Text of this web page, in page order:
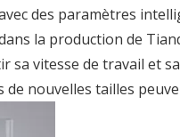
des paramètres
la production de
sa vitesse de travail et
nouvelles tailles